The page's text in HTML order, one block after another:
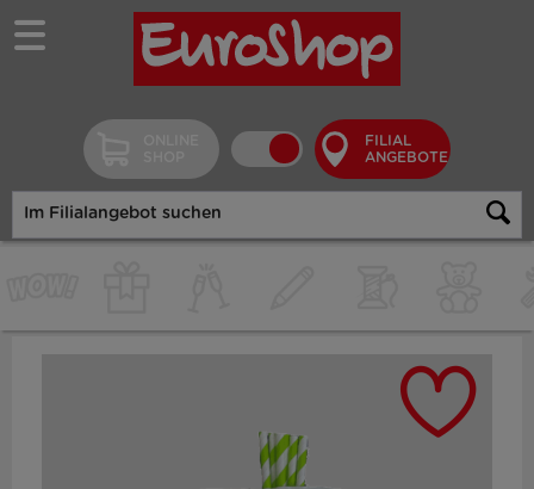
FILIAL
ANGEBOTE